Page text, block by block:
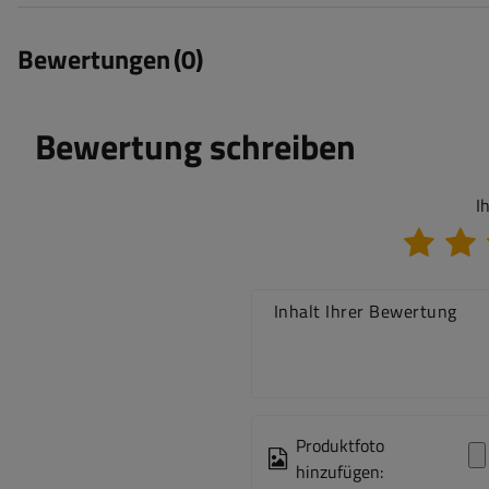
Bewertungen(0)
Bewertung schreiben
Inhalt Ihrer Bewertung
Produktfoto
hinzufügen: